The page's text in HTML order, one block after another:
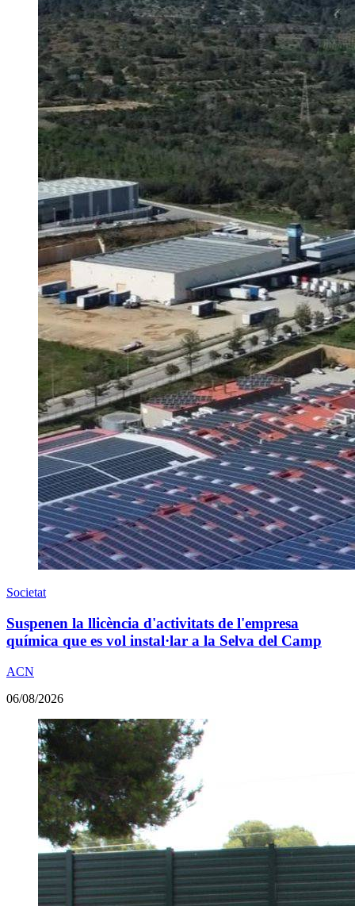
Societat
Suspenen la llicència d'activitats de l'empresa
química que es vol instal·lar a la Selva del Camp
ACN
06/08/2026